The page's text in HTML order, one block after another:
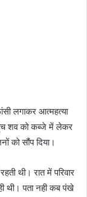
लगाकर आत्महत्या
शव को कब्जे में लेकर
को सौंप दिया।
थी। रात में परिवार
थी। पता नही कब पंखे